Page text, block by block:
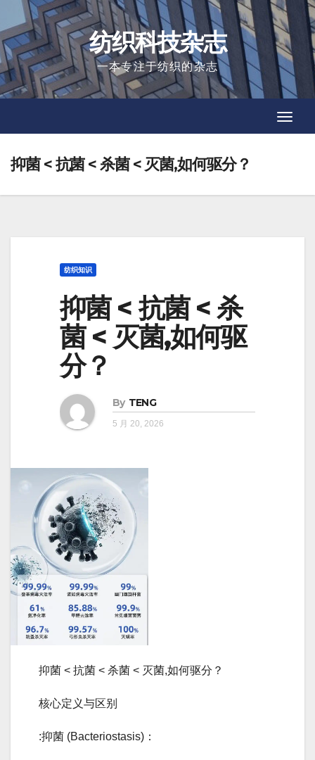
to
content
纺织科技杂志
一本专注于纺织的杂志
抑菌 < 抗菌 < 杀菌 < 灭菌,如何驱分？
纺织知识
抑菌 < 抗菌 < 杀
菌 < 灭菌,如何驱
分？
By TENG
5 月 20, 2026
抑菌 < 抗菌 < 杀菌 < 灭菌,如何驱分？
核心定义与区别
:抑菌 (Bacteriostasis)：